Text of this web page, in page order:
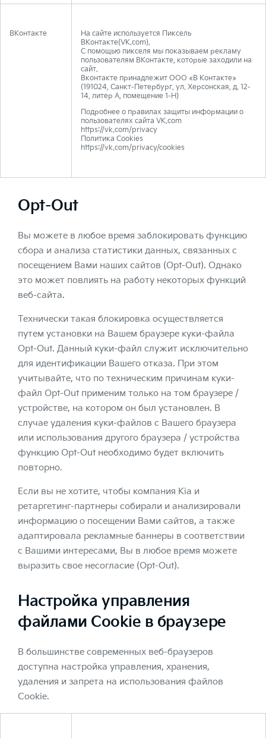
ВКонтакте
На сайте используется Пиксель
ВКонтакте(VK.com).
С помощью пикселя мы показываем рекламу
пользователям ВКонтакте, которые заходили на
сайт.
Вконтакте принадлежит ООО «В Контакте»
(191024, Санкт-Петербург, ул. Херсонская, д. 12-
14, литер А, помещение 1-Н)
Подробнее о правилах защиты информации о
пользователях сайта VK.com
https://vk.com/privacy
Политика Cookies
https://vk.com/privacy/cookies
Opt-Out
Вы можете в любое время заблокировать функцию
сбора и анализа статистики данных, связанных с
посещением Вами наших сайтов (Opt-Out). Однако
это может повлиять на работу некоторых функций
веб-сайта.
Технически такая блокировка осуществляется
путем установки на Вашем браузере куки-файла
Opt-Out. Данный куки-файл служит исключительно
для идентификации Вашего отказа. При этом
учитывайте, что по техническим причинам куки-
файл Opt-Out применим только на том браузере /
устройстве, на котором он был установлен. В
случае удаления куки-файлов с Вашего браузера
или использования другого браузера / устройства
функцию Opt-Out необходимо будет включить
повторно.
Если вы не хотите, чтобы компания Kia и
ретаргетинг-партнеры собирали и анализировали
информацию о посещении Вами сайтов, а также
адаптировала рекламные баннеры в соответствии
с Вашими интересами, Вы в любое время можете
выразить свое несогласие (Opt-Out).
Настройка управления
файлами Cookie в браузере
В большинстве современных веб-браузеров
доступна настройка управления, хранения,
удаления и запрета на использования файлов
Cookie.